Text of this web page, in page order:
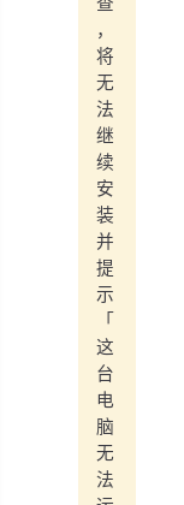
，
将
无
法
继
续
安
装
并
提
示
「
这
台
电
脑
无
法